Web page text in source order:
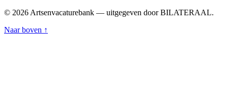
© 2026 Artsenvacaturebank — uitgegeven door BILATERAAL.
Naar boven ↑